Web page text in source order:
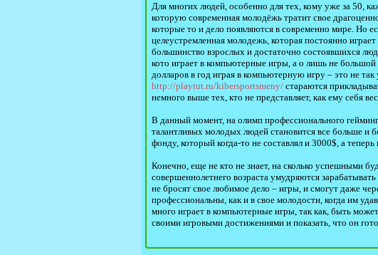
Для многих людей, особенно для тех, кому уже за 50,
которую современная молодёжь тратит свое
которые то и дело появляются в современно мире. Но
целеустремленная молодежь, которая постоянно
большинство взрослых и достаточно состоявшихся
кото играет в компьютерные игры, а о лишь не большой
долларов в год играя в компьютерную игру – это не
http://playtut.ru/kibersportsmeny/ стараются
немного выше тех, кто не представляет, как ему себя
В данный момент, на олимп профессионального
талантливых молодых людей становится все больше и
фонду, который когда-то не составлял и 3000$, а
Конечно, еще не кто не знает, на сколько успешными
совершеннолетнего возраста умудряются
не бросят свое любимое дело – игры, и смогут даже
профессиональны, как и в свое молодости, когда им
много играет в компьютерные игры, так как, быть
своими игровыми достижениями и показать, что он